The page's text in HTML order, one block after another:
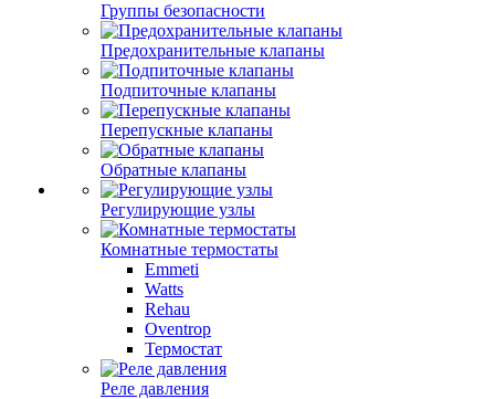
Группы безопасности
Предохранительные клапаны
Подпиточные клапаны
Перепускные клапаны
Обратные клапаны
Регулирующие узлы
Комнатные термостаты
Emmeti
Watts
Rehau
Oventrop
Термостат
Реле давления